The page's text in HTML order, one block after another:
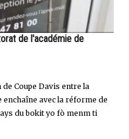
de l'académie de
de Coupe Davis entre la
enchaîne avec la réforme de
du bokit yo fò menm ti